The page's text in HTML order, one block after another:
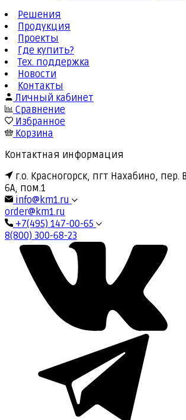
Решения
Продукция
Проекты
Где купить?
Тех. поддержка
Новости
Контакты
Личный кабинет
Сравнение
Избранное
Корзина
Контактная информация
г.о. Красногорск, пгт Нахабино,
6А, пом.1
info@km1.ru
order@km1.ru
+7(495) 147-00-65
8(800) 300-68-23